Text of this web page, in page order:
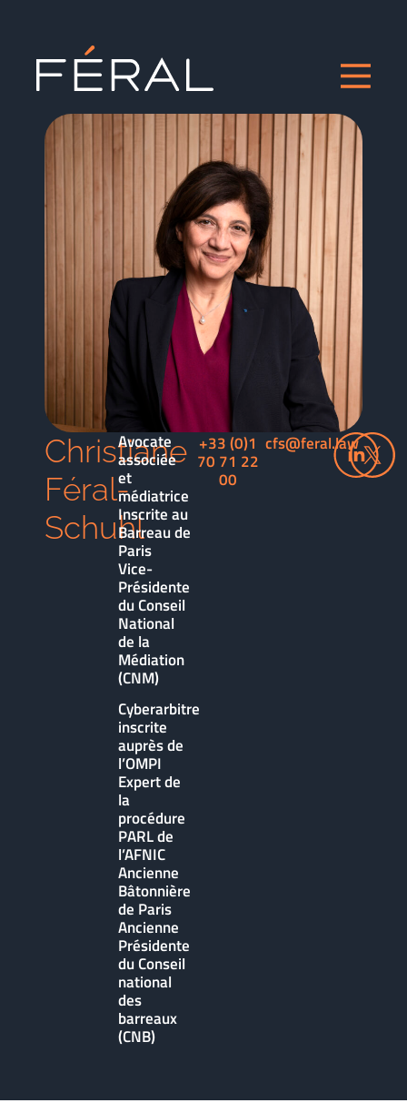
Christiane
Féral-
Schuhl
Avocate
associée
et
médiatrice
Inscrite au
Barreau de
Paris
Vice-
Présidente
du Conseil
National
de la
Médiation
(CNM)
Cyberarbitre
inscrite
auprès de
l’OMPI
Expert de
la
procédure
PARL de
l’AFNIC
Ancienne
Bâtonnière
de Paris
Ancienne
Présidente
du Conseil
national
des
barreaux
(CNB)
+33 (0)1
70 71 22
00
cfs@feral.law